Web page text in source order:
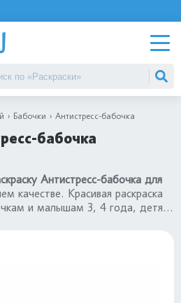
Бабочки Антистресс-бабочка
бабочка
Антистресс-бабочка для
качестве. Красивая раскраска
и малышам 3, 4 года, детям